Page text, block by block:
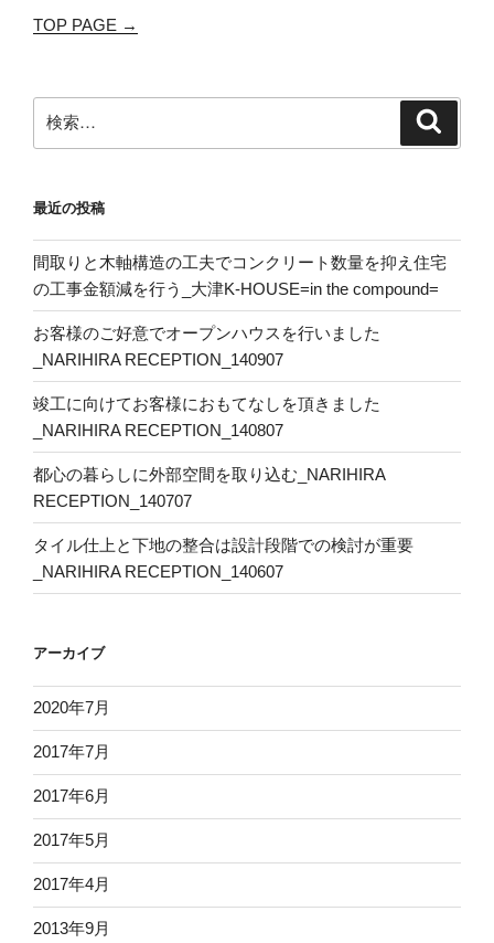
TOP PAGE →
検
索:
最近の投稿
間取りと木軸構造の工夫でコンクリート数量を抑え住宅
の工事金額減を行う_大津K-HOUSE=in the compound=
お客様のご好意でオープンハウスを行いました
_NARIHIRA RECEPTION_140907
竣工に向けてお客様におもてなしを頂きました
_NARIHIRA RECEPTION_140807
都心の暮らしに外部空間を取り込む_NARIHIRA
RECEPTION_140707
タイル仕上と下地の整合は設計段階での検討が重要
_NARIHIRA RECEPTION_140607
アーカイブ
2020年7月
2017年7月
2017年6月
2017年5月
2017年4月
2013年9月